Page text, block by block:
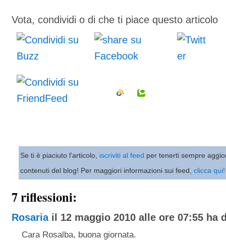
Vota, condividi o di che ti piace questo articolo
Se ti è piaciuto l'articolo, iscriviti al feed per tenerti sempre
contenuti del blog! Per maggiori informazioni sui feed, clicca qui!
7 riflessioni:
Rosariail 12 maggio 2010 alle ore 07:55 ha
Cara Rosalba, buona giornata.